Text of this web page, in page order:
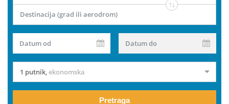
Destinacija (grad ili aerodrom)
Datum od Datum do
1 putnik,ekonomska
Pretraga